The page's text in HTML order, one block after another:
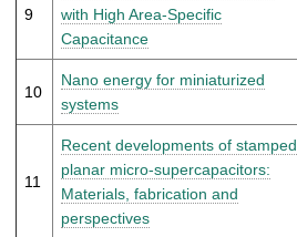
9
with High Area-Specific
Capacitance
10
Nano energy for miniaturized
systems
11
Recent developments of stamped
planar micro-supercapacitors:
Materials, fabrication and
perspectives